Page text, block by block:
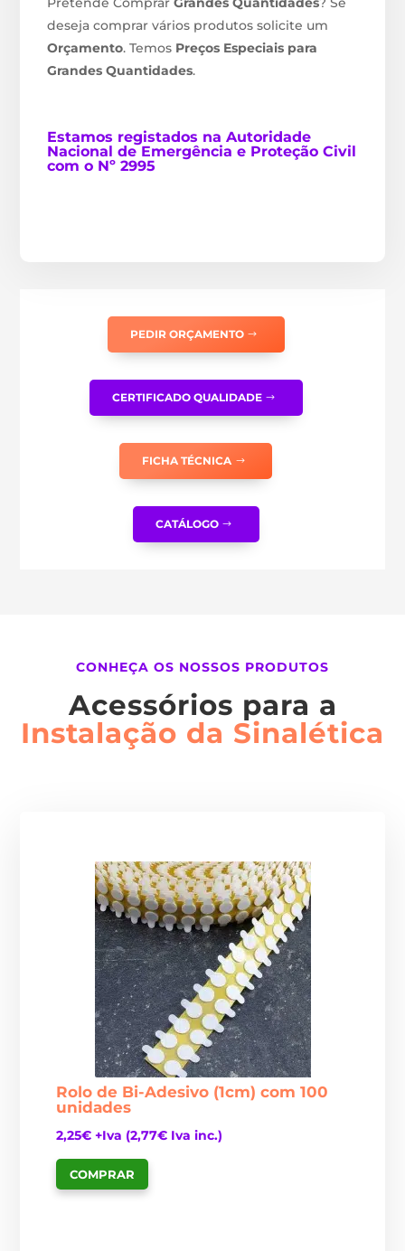
deseja comprar vários produtos solicite um
Orçamento. Temos Preços Especiais para
Grandes Quantidades.
Estamos registados na Autoridade
Nacional de Emergência e Proteção Civil
com o Nº 2995
PEDIR ORÇAMENTO
CERTIFICADO QUALIDADE
FICHA TÉCNICA
CATÁLOGO
CONHEÇA OS NOSSOS PRODUTOS
Acessórios para a
Instalação da Sinalética
Rolo de Bi-Adesivo (1cm) com 100
unidades
2,25€ +Iva (2,77€ Iva inc.)
COMPRAR